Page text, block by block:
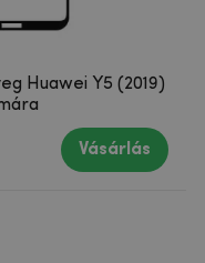
Huawei Y5 (2019)
Vásárlás